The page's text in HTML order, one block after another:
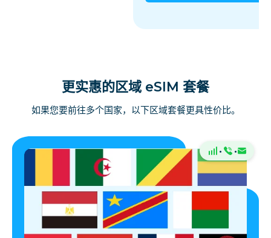
更实惠的区域 eSIM 套餐
如果您要前往多个国家，以下区域套餐更具性价比。
· ·